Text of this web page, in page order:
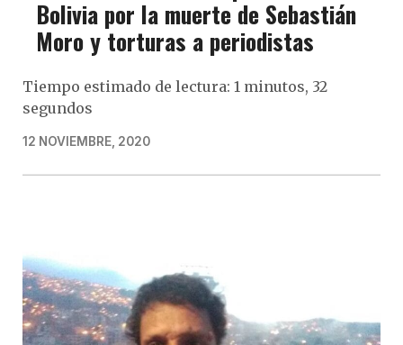
Bolivia por la muerte de Sebastián
Moro y torturas a periodistas
Tiempo estimado de lectura: 1 minutos, 32
segundos
12 NOVIEMBRE, 2020